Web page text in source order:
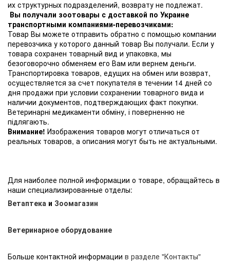
их структурных подразделений, возврату не подлежат.
Вы получали зоотовары с доставкой по Украине
транспортными компаниями-перевозчиками:
Товар Вы можете отправить обратно с помощью компании
перевозчика у которого данный товар Вы получали. Если у
товара сохранен товарный вид и упаковка, мы
безоговорочно обменяем его Вам или вернем деньги.
Транспортировка товаров, едущих на обмен или возврат,
осуществляется за счет покупателя в течении 14 дней со
дня продажи при условии сохранении товарного вида и
наличии документов, подтверждающих факт покупки.
Ветеринарні медикаменти обміну, і поверненню не
підлягають.
Внимание! Изображения товаров могут отличаться от
реальных товаров, а описания могут быть не актуальными.
Для наиболее полной информации о товаре, обращайтесь в
наши специализированные отделы:
Ветаптека и Зоомагазин
Ветеринарное оборудование
Больше контактной информации в разделе "Контакты"